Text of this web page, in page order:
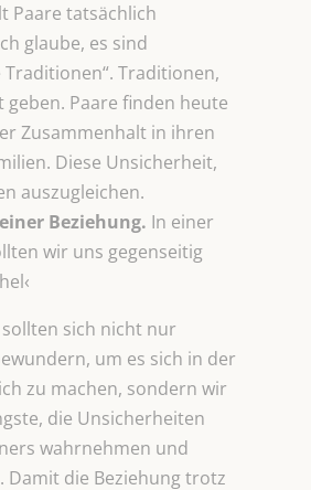
Paare tatsächlich
glaube, es sind
Traditionen,
geben. Paare finden heute
Zusammenhalt in ihren
Diese Unsicherheit,
auszugleichen.
Beziehung. In einer
wir uns gegenseitig
sich nicht nur
um es sich in der
zu machen, sondern wir
die Unsicherheiten
wahrnehmen und
Damit die Beziehung trotz